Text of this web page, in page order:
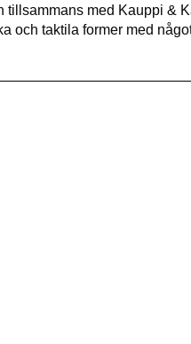
tillsammans med Kauppi &
och taktila former med